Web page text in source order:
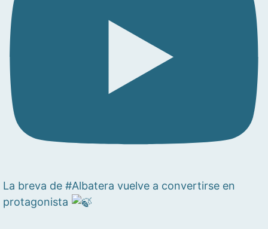
La breva de #Albatera vuelve a convertirse en
protagonista